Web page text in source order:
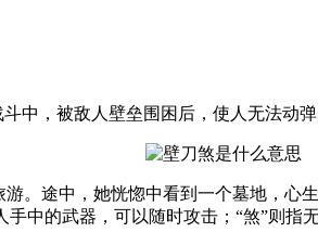
中，被敌人壁垒围困后，使人无法动
。途中，她恍惚中看到一个墓地，心
中的武器，可以随时攻击；“煞”则指